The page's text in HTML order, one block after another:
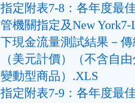
指定附表7-8：各年度最
管機關指定及New
下現金流量測試結果－
（美元計價）（不含自
變動型商品）.XLS
指定附表7-9：各年度最